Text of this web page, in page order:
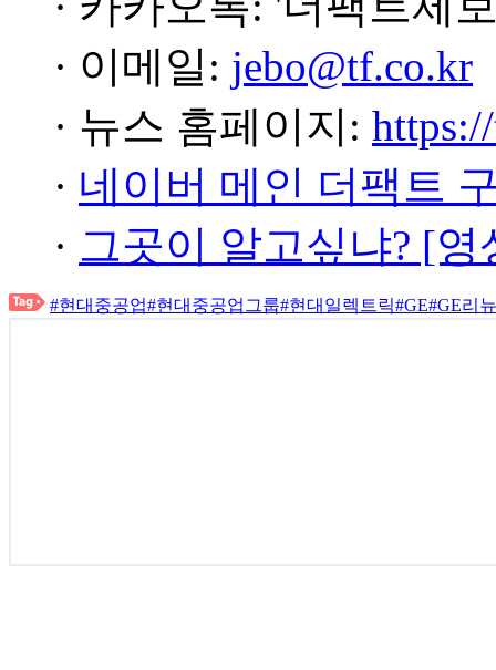
· 이메일: jebo@tf.co.kr
· 뉴스 홈페이지:
· 네이버 메인 더팩트
· 그곳이 알고싶냐? [
#현대중공업#현대중공업그룹#현대일렉트릭#GE#GE리